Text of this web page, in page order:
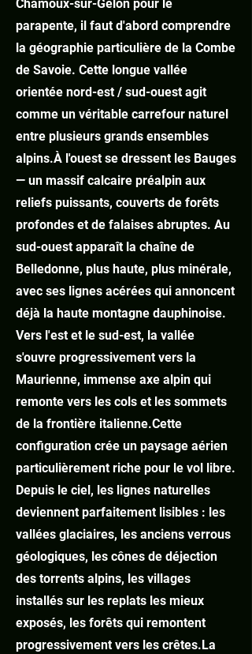
Chamoux-sur-Gelon pour le
parapente, il faut d'abord comprendre
la géographie particulière de la Combe
de Savoie. Cette longue vallée
orientée nord-est / sud-ouest agit
comme un véritable carrefour naturel
entre plusieurs grands ensembles
alpins.À l'ouest se dressent les Bauges
— un massif calcaire préalpin aux
reliefs puissants, couverts de forêts
profondes et de falaises abruptes. Au
sud-ouest apparaît la chaîne de
Belledonne, plus haute, plus minérale,
avec ses lignes acérées qui annoncent
déjà la haute montagne dauphinoise.
Vers l'est et le sud-est, la vallée
s'ouvre progressivement vers la
Maurienne, immense axe alpin qui
remonte vers les cols et les sommets
de la frontière italienne.Cette
configuration crée un paysage aérien
particulièrement riche pour le vol libre.
Depuis le ciel, les lignes naturelles
deviennent parfaitement lisibles : les
vallées glaciaires, les anciens verrous
géologiques, les cônes de déjection
des torrents alpins, les villages
installés sur les replats les mieux
exposés, les forêts qui remontent
progressivement vers les crêtes.La